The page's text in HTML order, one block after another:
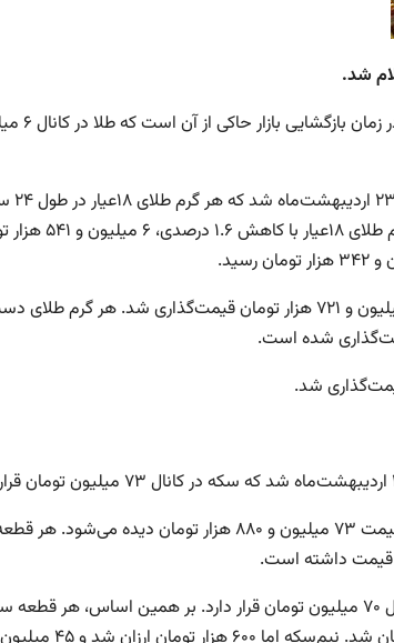
قیمت هر قطعه سکه‌بهار آزادی طرح قدیم نیز در کانال ۷۰ میلیون تومان قرار دارد. بر